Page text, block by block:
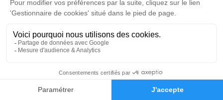
Faire-part Hommages
Je rends hommage
Cérémonie religieuse
Collégiale de Saint-Junien
Place Deffuas